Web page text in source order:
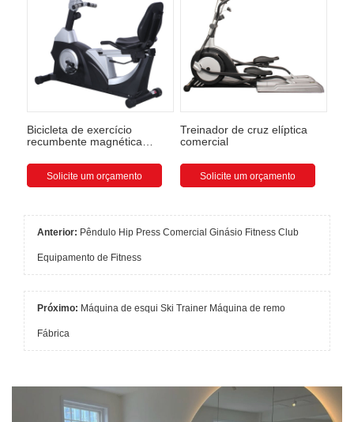
Bicicleta de exercício
recumbente magnética
Solicite um orçamento
Treinador de cruz elíptica
comercial
Solicite um orçamento
Anterior: Pêndulo Hip Press Comercial Ginásio Fitness Club
Equipamento de Fitness
Próximo: Máquina de esqui Ski Trainer Máquina de remo
Fábrica